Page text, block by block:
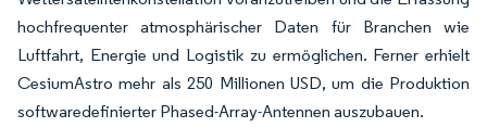
hochfrequenter atmosphärischer Daten für Branchen wie
Luftfahrt, Energie und Logistik zu ermöglichen. Ferner erhielt
CesiumAstro mehr als 250 Millionen USD, um die Produktion
softwaredefinierter Phased-Array-Antennen auszubauen.